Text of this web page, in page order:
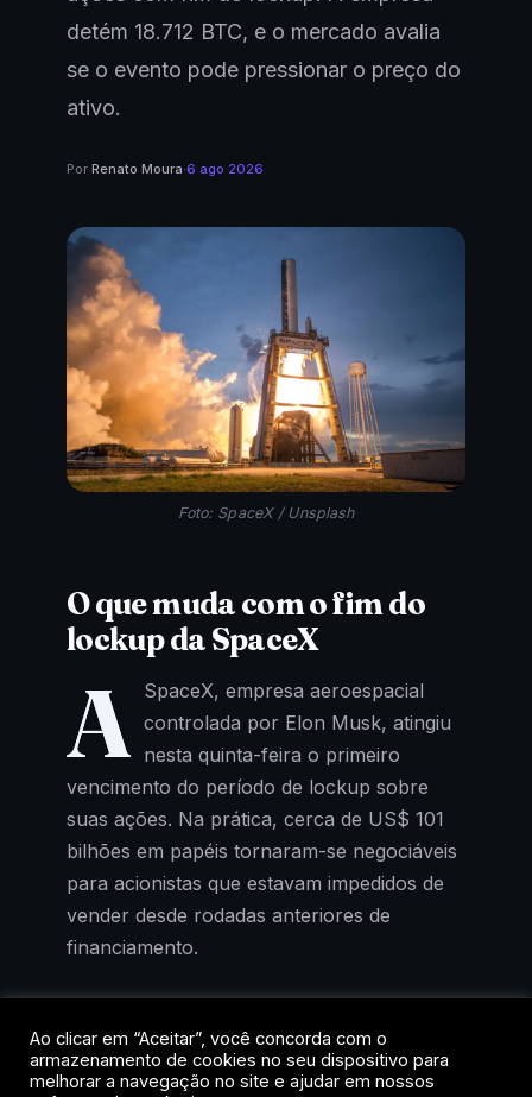
detém 18.712 BTC, e o mercado avalia
se o evento pode pressionar o preço do
ativo.
Por Renato Moura·6 ago 2026
Foto: SpaceX / Unsplash
O que muda com o fim do
lockup da SpaceX
A SpaceX, empresa aeroespacial
controlada por Elon Musk, atingiu
nesta quinta-feira o primeiro
vencimento do período de lockup sobre
suas ações. Na prática, cerca de US$ 101
bilhões em papéis tornaram-se negociáveis
para acionistas que estavam impedidos de
vender desde rodadas anteriores de
financiamento.
a SpaceX detém 18.712 BTC em seu
balanço. Ao final de junho, essa posição
Ao clicar em “Aceitar”, você concorda com o
armazenamento de cookies no seu dispositivo para
melhorar a navegação no site e ajudar em nossos